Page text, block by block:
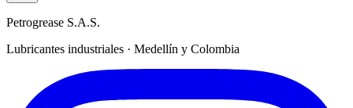
Petrogrease S.A.S.
Lubricantes industriales · Medellín y Colombia